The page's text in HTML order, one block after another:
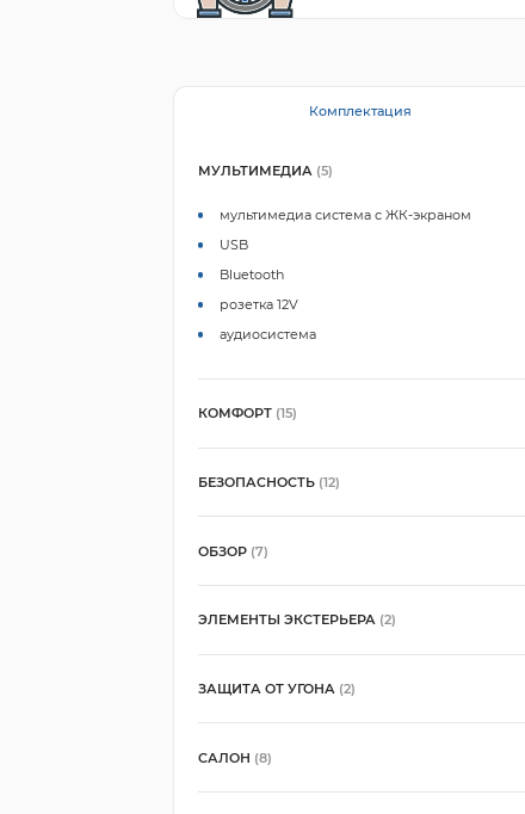
Комплектация
МУЛЬТИМЕДИА (5)
мультимедиа система с ЖК-экраном
USB
Bluetooth
розетка 12V
аудиосистема
КОМФОРТ (15)
БЕЗОПАСНОСТЬ (12)
ОБЗОР (7)
ЭЛЕМЕНТЫ ЭКСТЕРЬЕРА (2)
ЗАЩИТА ОТ УГОНА (2)
САЛОН (8)